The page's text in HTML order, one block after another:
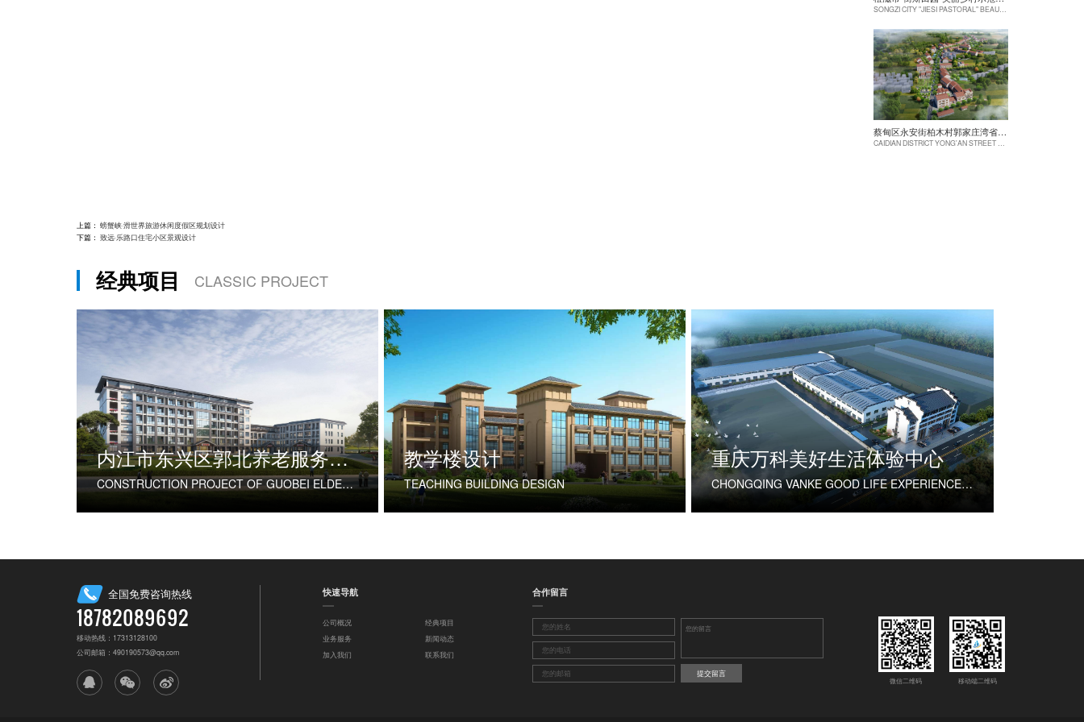
上篇： 螃蟹峡·滑世界旅游休闲度假区规划设计
下篇： 致远·乐路口住宅小区景观设计
蔡甸区永安街柏木村郭家庄湾省级美丽乡村试点建设项目
CAIDIAN DISTRICT YONG'AN STREET CYPRESS VILLAGE GUOJIAZHUANG BAY PROVINCIAL BEAUTIFUL VILLAGE PILOT CONSTRUCTION PROJECT
经典项目 CLASSIC PROJECT
内江市东兴区郭北养老服务中心建设项目
CONSTRUCTION PROJECT OF GUOBEI ELDERLY SERVICE CENTER IN DONGXING DISTRICT, NEIJIANG CITY
教学楼设计
TEACHING BUILDING DESIGN
重庆万科美好生活体验中心
CHONGQING VANKE GOOD LIFE EXPERIENCE CENTER
全国免费咨询热线
18782089692
移动热线：17313128100
公司邮箱：490190573@qq.com
快速导航
公司概况
经典项目
业务服务
新闻动态
加入我们
联系我们
合作留言
提交留言
微信二维码 移动端二维码